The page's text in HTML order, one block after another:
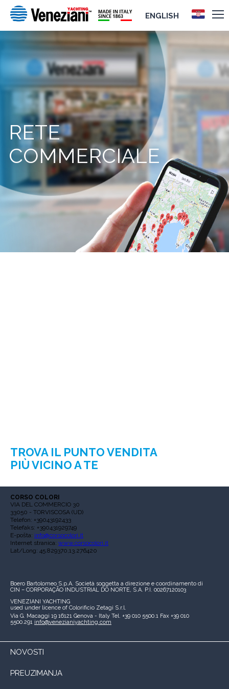
ENGLISH
RETE
COMMERCIALE
TROVA IL PUNTO VENDITA
PIÙ VICINO A TE
CORSO COLORI
VIA DEL COMMERCIO 30
33050 - TORVISCOSA (UD)
Telefon: +39043192433
Telefaks: +390431929749
E-pošta: info@corsocolori.it
Internet stranica: www.corsocolori.it
Lat/Long: 45.829370,13.276420
Boero Bartolomeo S.p.A. Società soggetta a direzione e coordinamento di
CIN – CORPORAÇÃO INDUSTRIAL DO NORTE, S.A. P.I. 00267120103
VENEZIANI YACHTING
used under licence of Colorificio Zetagi S.r.l.
Via G. Macaggi 19 16121 Genova - Italy Tel. +39 010 5500.1 Fax +39 010
5500.291 info@venezianiyachting.com
NOVOSTI
PREUZIMANJA